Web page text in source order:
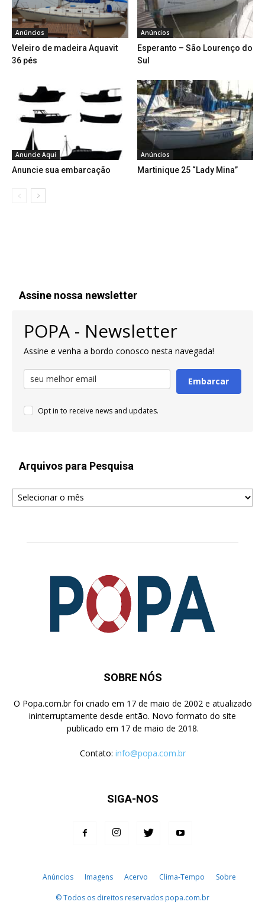
Anúncios
Veleiro de madeira Aquavit
36 pés
Anúncios
Esperanto – São Lourenço do
Sul
Anuncie Aqui
Anuncie sua embarcação
Anúncios
Martinique 25 “Lady Mina”
Assine nossa newsletter
POPA - Newsletter
Assine e venha a bordo conosco nesta navegada!
Embarcar
Opt in to receive news and updates.
Arquivos para Pesquisa
Arquivos
para
SOBRE NÓS
O Popa.com.br foi criado em 17 de maio de 2002 e atualizado
ininterruptamente desde então. Novo formato do site
publicado em 17 de maio de 2018.
Contato: info@popa.com.br
SIGA-NOS
Anúncios Imagens Acervo Clima-Tempo Sobre
© Todos os direitos reservados popa.com.br